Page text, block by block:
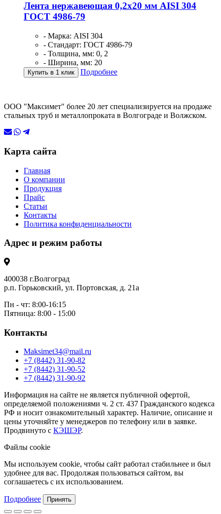
Лента нержавеющая 0,2х20 мм AISI 304
ГОСТ 4986-79
- Марка: AISI 304
- Стандарт: ГОСТ 4986-79
- Толщина, мм: 0, 2
- Ширина, мм: 20
Купить в 1 клик Подробнее
ООО "Максимет" более 20 лет специализируется на продаже
стальных труб и металлопроката в Волгограде и Волжском.
Карта сайта
Главная
О компании
Продукция
Прайс
Статьи
Контакты
Политика конфиденциальности
Адрес и режим работы
400038 г.Волгоград
р.п. Горьковский, ул. Портовская, д. 21а
Пн - чт: 8:00-16:15
Пятница: 8:00 - 15:00
Контакты
Maksimet34@mail.ru
+7 (8442) 31-90-82
+7 (8442) 31-90-52
+7 (8442) 31-90-92
Информация на сайте не является публичной офертой,
определяемой положениями ч. 2 ст. 437 Гражданского кодекса
РФ и носит ознакомительный характер. Наличие, описание и
цены уточняйте у менеджеров по телефону или в заявке.
Продвинуто с КЭШЭР.
Файлы cookie
Мы используем cookie, чтобы сайт работал стабильнее и был
удобнее для вас. Продолжая пользоваться сайтом, вы
соглашаетесь с их использованием.
Подробнее Принять